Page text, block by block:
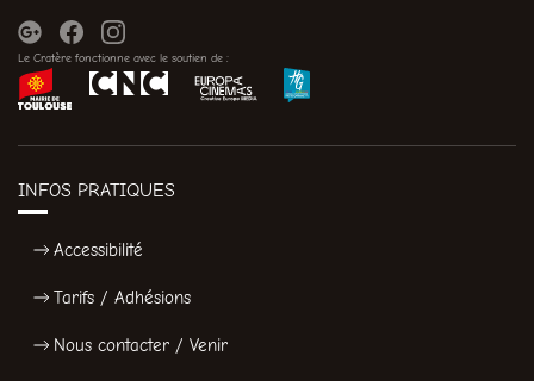
Le Cratère fonctionne avec le soutien de :
INFOS PRATIQUES
Accessibilité
Tarifs / Adhésions
Nous contacter / Venir